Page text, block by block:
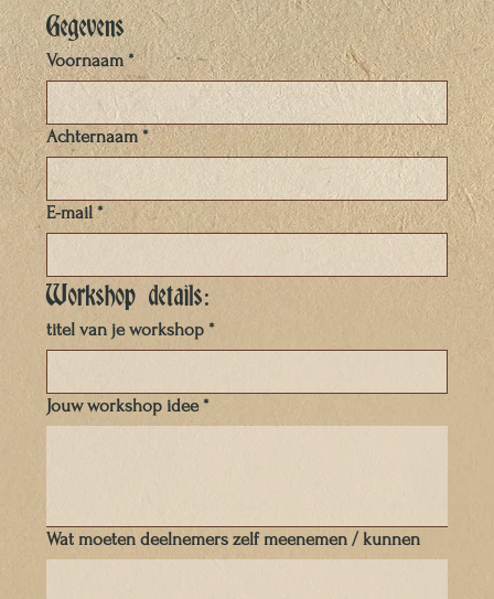
Gegevens
Voornaam *
Achternaam *
E-mail *
Workshop details:
titel van je workshop *
Jouw workshop idee *
Wat moeten deelnemers zelf meenemen / kunnen